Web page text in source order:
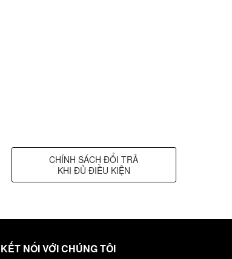
CHÍNH SÁCH ĐỔI TRẢ
KHI ĐỦ ĐIỀU KIỆN
KẾT NỐI VỚI CHÚNG TÔI